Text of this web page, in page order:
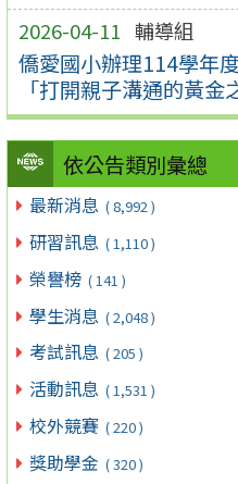
2026-04-11 輔導組
僑愛國小辦理114學年
「打開親子溝通的黃金
依公告類別彙總
最新消息 ( 8,992 )
研習訊息 ( 1,110 )
榮譽榜 ( 141 )
學生消息 ( 2,048 )
考試訊息 ( 205 )
活動訊息 ( 1,531 )
校外競賽 ( 220 )
獎助學金 ( 320 )